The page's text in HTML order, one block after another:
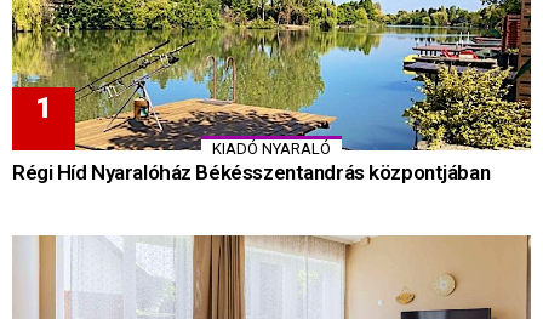
KIADÓ NYARALÓ
Régi Híd Nyaralóház Békésszentandrás központjában